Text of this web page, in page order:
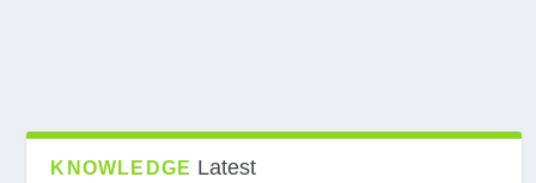
KNOWLEDGE Latest